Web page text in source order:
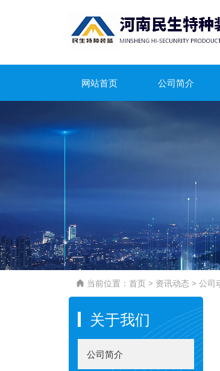
网站首页 公司简介
 当前位置： 首页 > 资讯动态 > 公司
关于我们
公司简介